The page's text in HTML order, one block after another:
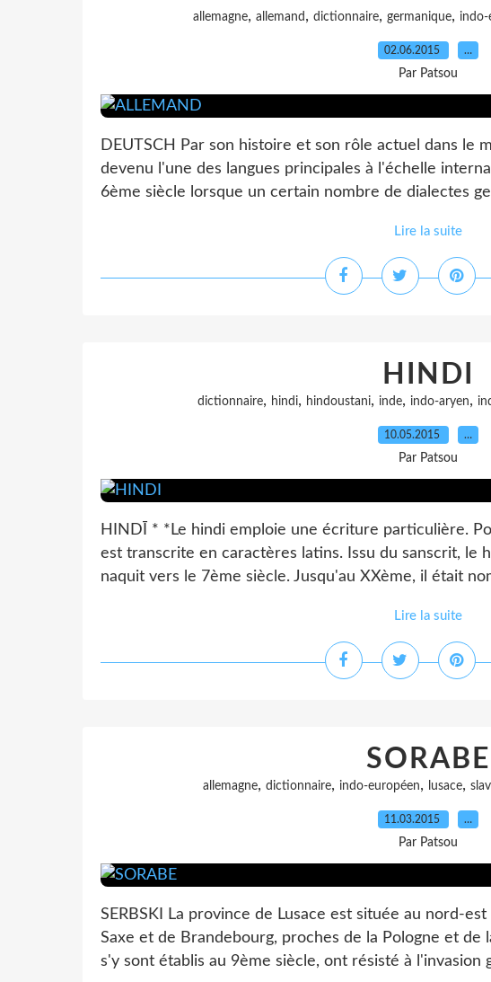
allemagne, allemand , dictionnaire, germanique, indo-
02.06.2015 …
Par Patsou
DEUTSCH Par son histoire et son rôle actuel dans le
devenu l'une des langues principales à l'échelle
6ème siècle lorsque un certain nombre de dialectes
Lire la suite
HINDI
dictionnaire, hindi, hindoustani, inde, indo-aryen,
10.05.2015 …
Par Patsou
HINDĪ * *Le hindi emploie une écriture particulière.
est transcrite en caractères latins. Issu du sanscrit, le
naquit vers le 7ème siècle. Jusqu'au XXème, il était
Lire la suite
SORABE
allemagne, dictionnaire, indo-européen, lusace,
11.03.2015 …
Par Patsou
SERBSKI La province de Lusace est située au nord-
Saxe et de Brandebourg, proches de la Pologne et de
s'y sont établis au 9ème siècle, ont résisté à l'invasion